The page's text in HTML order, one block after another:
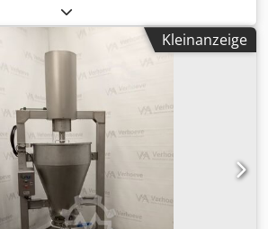
700 x 800 x 600 - 1200 mm
kg Die Länge der Presse beträgt ca.
Algjck Pressgewicht ca. 6000 kg 4 x
Kleinanzeige